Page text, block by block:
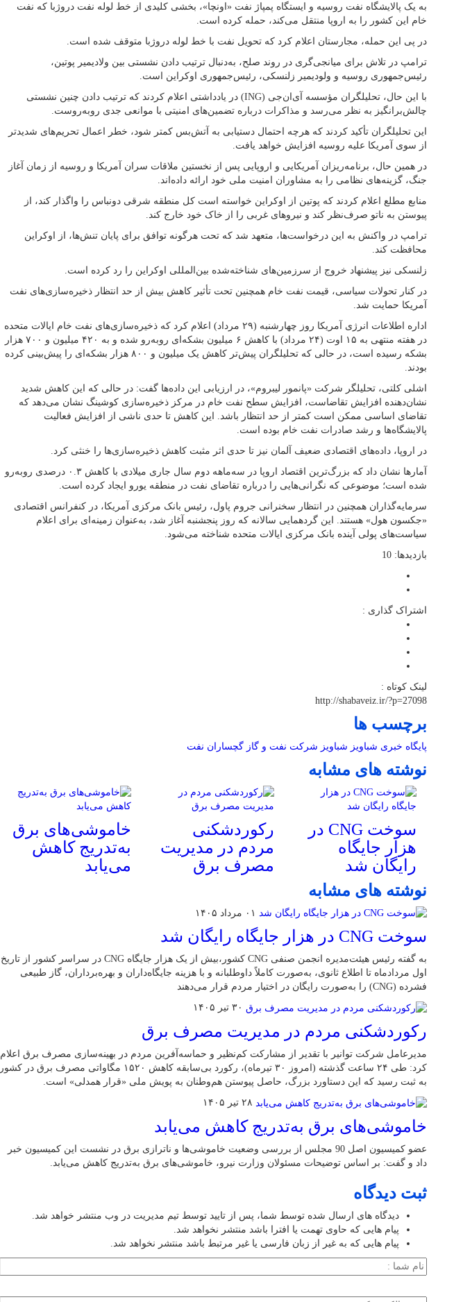
به یک پالایشگاه نفت روسیه و ایستگاه پمپاژ نفت «اونچا»، بخشی کلیدی از خط لوله نفت دروژبا که نفت
خام این کشور را به اروپا منتقل می‌کند، حمله کرده است.
در پی این حمله، مجارستان اعلام کرد که تحویل نفت با خط لوله دروژبا متوقف شده است.
ترامپ در تلاش برای میانجی‌گری در روند صلح، به‌دنبال ترتیب دادن نشستی بین ولادیمیر پوتین،
رئیس‌جمهوری روسیه و ولودیمیر زلنسکی، رئیس‌جمهوری اوکراین است.
با این حال، تحلیلگران مؤسسه آی‌ان‌جی (ING) در یادداشتی اعلام کردند که ترتیب دادن چنین نشستی
چالش‌برانگیز به نظر می‌رسد و مذاکرات درباره تضمین‌های امنیتی با موانعی جدی روبه‌روست.
این تحلیلگران تأکید کردند که هرچه احتمال دستیابی به آتش‌بس کمتر شود، خطر اعمال تحریم‌های شدیدتر
از سوی آمریکا علیه روسیه افزایش خواهد یافت.
در همین حال، برنامه‌ریزان آمریکایی و اروپایی پس از نخستین ملاقات سران آمریکا و روسیه از زمان آغاز
جنگ، گزینه‌های نظامی را به مشاوران امنیت ملی خود ارائه داده‌اند.
منابع مطلع اعلام کردند که پوتین از اوکراین خواسته است کل منطقه شرقی دونباس را واگذار کند، از
پیوستن به ناتو صرف‌نظر کند و نیروهای غربی را از خاک خود خارج کند.
ترامپ در واکنش به این درخواست‌ها، متعهد شد که تحت هرگونه توافق برای پایان تنش‌ها، از اوکراین
محافظت کند.
زلنسکی نیز پیشنهاد خروج از سرزمین‌های شناخته‌شده بین‌المللی اوکراین را رد کرده است.
در کنار تحولات سیاسی، قیمت نفت خام همچنین تحت تأثیر کاهش بیش از حد انتظار ذخیره‌سازی‌های نفت
آمریکا حمایت شد.
اداره اطلاعات انرژی آمریکا روز چهارشنبه (۲۹ مرداد) اعلام کرد که ذخیره‌سازی‌های نفت خام ایالات متحده
در هفته منتهی به ۱۵ اوت (۲۴ مرداد) با کاهش ۶ میلیون بشکه‌ای روبه‌رو شده و به ۴۲۰ میلیون و ۷۰۰ هزار
بشکه رسیده است، در حالی که تحلیلگران پیش‌تر کاهش یک میلیون و ۸۰۰ هزار بشکه‌ای را پیش‌بینی کرده
بودند.
اشلی کلتی، تحلیلگر شرکت «پانمور لیبروم»، در ارزیابی این داده‌ها گفت: در حالی که این کاهش شدید
نشان‌دهنده افزایش تقاضاست، افزایش سطح نفت خام در مرکز ذخیره‌سازی کوشینگ نشان می‌دهد که
تقاضای اساسی ممکن است کمتر از حد انتظار باشد. این کاهش تا حدی ناشی از افزایش فعالیت
پالایشگاه‌ها و رشد صادرات نفت خام بوده است.
در اروپا، داده‌های اقتصادی ضعیف آلمان نیز تا حدی اثر مثبت کاهش ذخیره‌سازی‌ها را خنثی کرد.
آمارها نشان داد که بزرگ‌ترین اقتصاد اروپا در سه‌ماهه دوم سال جاری میلادی با کاهش ۰.۳ درصدی روبه‌رو
شده است؛ موضوعی که نگرانی‌هایی را درباره تقاضای نفت در منطقه یورو ایجاد کرده است.
سرمایه‌گذاران همچنین در انتظار سخنرانی جروم پاول، رئیس بانک مرکزی آمریکا، در کنفرانس اقتصادی
«جکسون هول» هستند. این گردهمایی سالانه که روز پنجشنبه آغاز شد، به‌عنوان زمینه‌ای برای اعلام
سیاست‌های پولی آینده بانک مرکزی ایالات متحده شناخته می‌شود.
بازدیدها: 10
اشتراک گذاری :
لینک کوتاه :
http://shabaveiz.ir/?p=27098
برچسب ها
پایگاه خبری شباویز شباویز شرکت نفت و گاز گچساران نفت
نوشته های مشابه
سوخت CNG در
هزار جایگاه
رایگان شد
رکوردشکنی
مردم در مدیریت
مصرف برق
خاموشی‌های برق
به‌تدریج کاهش
می‌یابد
نوشته های مشابه
۰۱ مرداد ۱۴۰۵
سوخت CNG در هزار جایگاه رایگان شد
به گفته رئیس هیئت‌مدیره انجمن صنفی CNG کشور،بیش از یک هزار جایگاه CNG در سراسر کشور از تاریخ
اول مردادماه تا اطلاع ثانوی، به‌صورت کاملاً داوطلبانه و با هزینه جایگاه‌داران و بهره‌برداران، گاز طبیعی
فشرده (CNG) را به‌صورت رایگان در اختیار مردم قرار می‌دهند
۳۰ تیر ۱۴۰۵
رکوردشکنی مردم در مدیریت مصرف برق
مدیرعامل شرکت توانیر با تقدیر از مشارکت کم‌نظیر و حماسه‌آفرین مردم در بهینه‌سازی مصرف برق اعلام
کرد: طی ۲۴ ساعت گذشته (امروز ۳۰ تیرماه)، رکورد بی‌سابقه کاهش ۱۵۲۰ مگاواتی مصرف برق در کشور
به ثبت رسید که این دستاورد بزرگ، حاصل پیوستن هم‌وطنان به پویش ملی «قرار همدلی» است.
۲۸ تیر ۱۴۰۵
خاموشی‌های برق به‌تدریج کاهش می‌یابد
عضو کمیسیون اصل 90 مجلس از بررسی وضعیت خاموشی‌ها و ناترازی برق در نشست این کمیسیون خبر
داد و گفت: بر اساس توضیحات مسئولان وزارت نیرو، خاموشی‌های برق به‌تدریج کاهش می‌یابد.
ثبت دیدگاه
دیدگاه های ارسال شده توسط شما، پس از تایید توسط تیم مدیریت در وب منتشر خواهد شد.
پیام هایی که حاوی تهمت یا افترا باشد منتشر نخواهد شد.
پیام هایی که به غیر از زبان فارسی یا غیر مرتبط باشد منتشر نخواهد شد.